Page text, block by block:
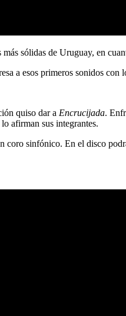
sólidas de Uruguay, en
a esos primeros sonidos
quiso dar a Encrucijada.
afirman sus integrantes.
sinfónico. En el disco